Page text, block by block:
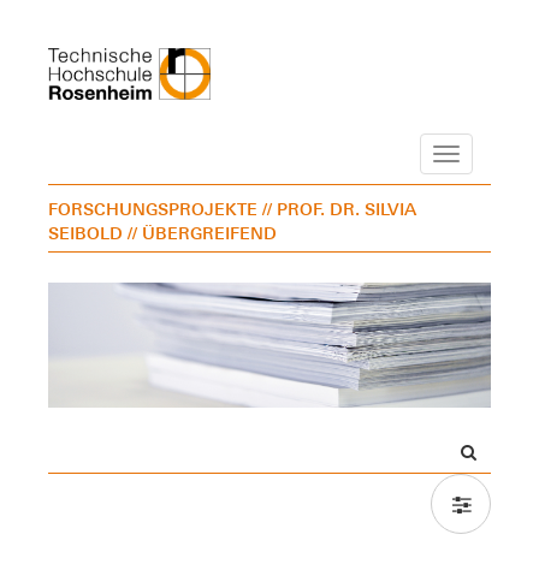
Navigation
FORSCHUNGSPROJEKTE // PROF. DR. SILVIA
SEIBOLD // ÜBERGREIFEND